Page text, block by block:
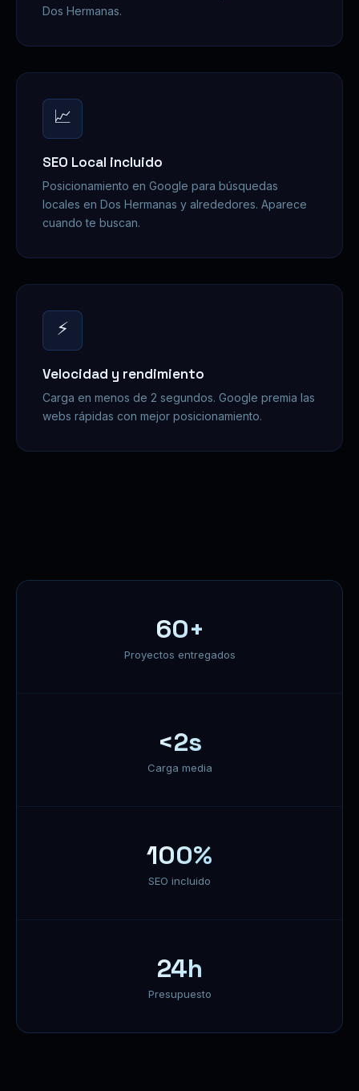
Dos Hermanas.
📈
SEO Local incluido
Posicionamiento en Google para búsquedas
locales en Dos Hermanas y alrededores. Aparece
cuando te buscan.
⚡
Velocidad y rendimiento
Carga en menos de 2 segundos. Google premia las
webs rápidas con mejor posicionamiento.
60+
Proyectos entregados
<2s
Carga media
100%
SEO incluido
24h
Presupuesto